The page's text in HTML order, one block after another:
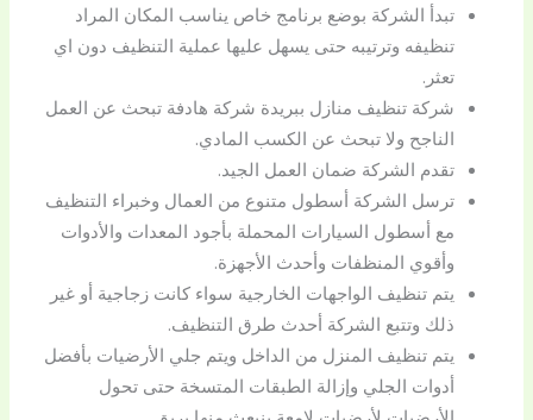
تبدأ الشركة بوضع برنامج خاص يناسب المكان المراد
تنظيفه وترتيبه حتى يسهل عليها عملية التنظيف دون اي
تعثر.
شركة تنظيف منازل ببريدة شركة هادفة تبحث عن العمل
الناجح ولا تبحث عن الكسب المادي.
تقدم الشركة ضمان العمل الجيد.
ترسل الشركة أسطول متنوع من العمال وخبراء التنظيف
مع أسطول السيارات المحملة بأجود المعدات والأدوات
وأقوي المنظفات وأحدث الأجهزة.
يتم تنظيف الواجهات الخارجية سواء كانت زجاجية أو غير
ذلك وتتبع الشركة أحدث طرق التنظيف.
يتم تنظيف المنزل من الداخل ويتم جلي الأرضيات بأفضل
أدوات الجلي وإزالة الطبقات المتسخة حتى تحول